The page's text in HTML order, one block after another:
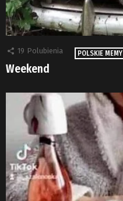
19 Polubienia POLSKIE MEMY
Weekend